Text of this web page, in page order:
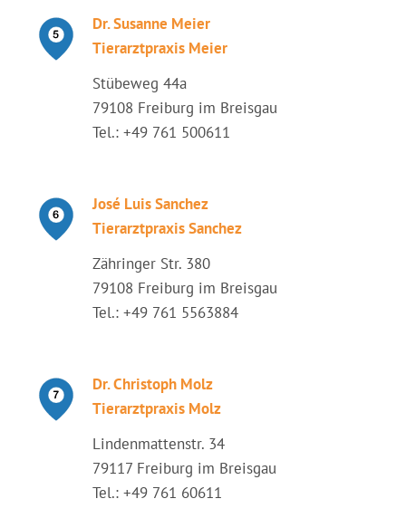
Dr. Susanne Meier
Tierarztpraxis Meier
Stübeweg 44a
79108 Freiburg im Breisgau
Tel.: +49 761 500611
José Luis Sanchez
Tierarztpraxis Sanchez
Zähringer Str. 380
79108 Freiburg im Breisgau
Tel.: +49 761 5563884
Dr. Christoph Molz
Tierarztpraxis Molz
Lindenmattenstr. 34
79117 Freiburg im Breisgau
Tel.: +49 761 60611